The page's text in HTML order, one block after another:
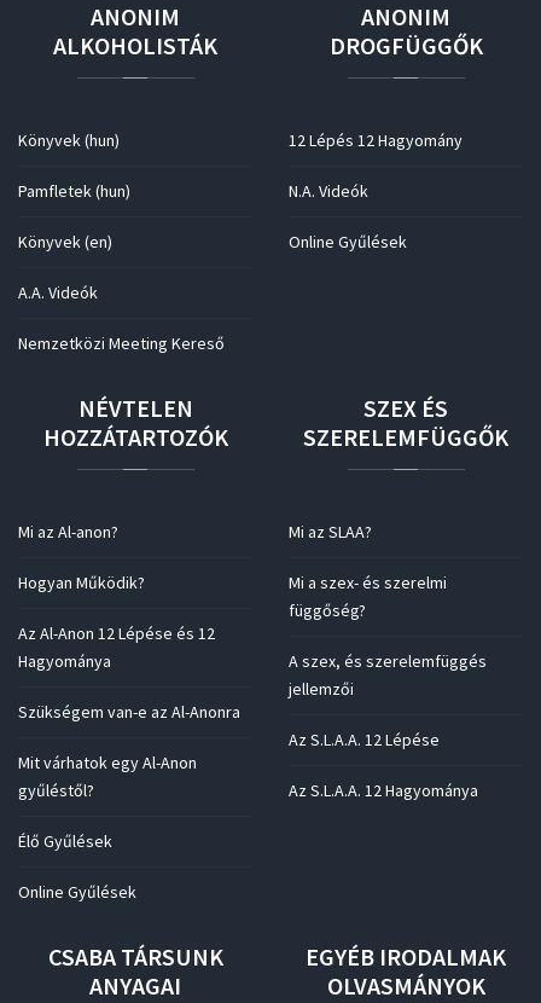
ANONIM
ALKOHOLISTÁK
Könyvek (hun)
Pamfletek (hun)
Könyvek (en)
A.A. Videók
Nemzetközi Meeting Kereső
ANONIM
DROGFÜGGŐK
12 Lépés 12 Hagyomány
N.A. Videók
Online Gyűlések
NÉVTELEN
HOZZÁTARTOZÓK
Mi az Al-anon?
Hogyan Működik?
Az Al-Anon 12 Lépése és 12
Hagyománya
Szükségem van-e az Al-Anonra
Mit várhatok egy Al-Anon
gyűléstől?
Élő Gyűlések
Online Gyűlések
SZEX ÉS
SZERELEMFÜGGŐK
Mi az SLAA?
Mi a szex- és szerelmi
függőség?
A szex, és szerelemfüggés
jellemzői
Az S.L.A.A. 12 Lépése
Az S.L.A.A. 12 Hagyománya
CSABA TÁRSUNK
ANYAGAI
EGYÉB IRODALMAK
OLVASMÁNYOK